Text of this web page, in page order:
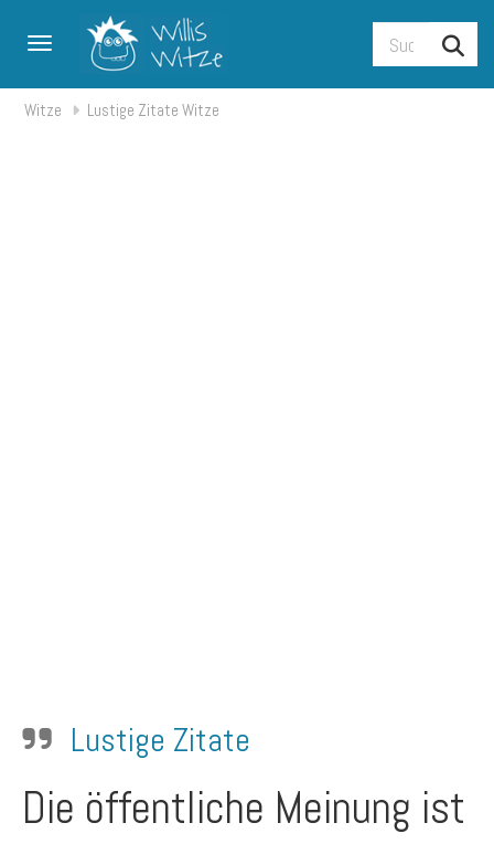
Toggle navigation
Witze Lustige Zitate Witze
Lustige Zitate
Die öffentliche Meinung ist